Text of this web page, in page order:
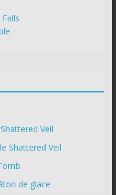
Veil
Shattered Veil
de glace